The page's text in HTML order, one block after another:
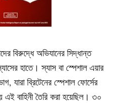
বিরুদ্ধে অভিযানের সিদ্ধান্ত
হাতে। স্যাস বা স্পেশাল এয়ার
যারা ব্রিটেনের স্পেশাল ফোর্সের
বাহিনী তৈরি করা হয়েছিল। ৩০